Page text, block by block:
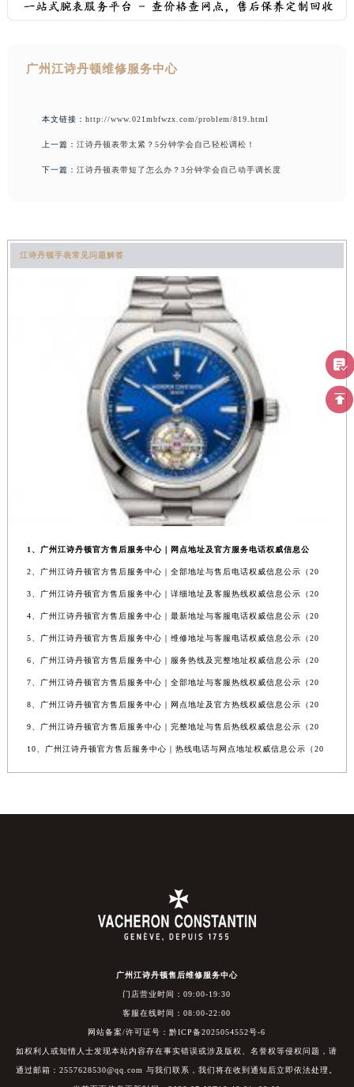
广州江诗丹顿维修服务中心
本文链接： http://www.021mbfwzx.com/problem/819.html
上一篇： 江诗丹顿表带太紧？5分钟学会自己轻松调松！
下一篇： 江诗丹顿表带短了怎么办？3分钟学会自己动手调长度
江诗丹顿手表常见问题解答
1、广州江诗丹顿官方售后服务中心｜网点地址及官方服务电话权威信息公
2、广州江诗丹顿官方售后服务中心｜全部地址与售后电话权威信息公示（20
3、广州江诗丹顿官方售后服务中心｜详细地址及客服热线权威信息公示（20
4、广州江诗丹顿官方售后服务中心｜最新地址与客服电话权威信息公示（20
5、广州江诗丹顿官方售后服务中心｜维修地址与客服电话权威信息公示（20
6、广州江诗丹顿官方售后服务中心｜服务热线及完整地址权威信息公示（20
7、广州江诗丹顿官方售后服务中心｜全部地址与客服热线权威信息公示（20
8、广州江诗丹顿官方售后服务中心｜网点地址及官方热线权威信息公示（20
9、广州江诗丹顿官方售后服务中心｜完整地址与售后热线权威信息公示（20
10、广州江诗丹顿官方售后服务中心｜热线电话与网点地址权威信息公示（20
广州江诗丹顿售后维修服务中心
门店营业时间：09:00-19:30
客服在线时间：08:00-22:00
网站备案/许可证号：黔ICP备2025054552号-6
如权利人或知情人士发现本站内容存在事实错误或涉及版权、名誉权等侵权问题，请
通过邮箱：2557628530@qq.com 与我们联系，我们将在收到通知后立即依法处理。